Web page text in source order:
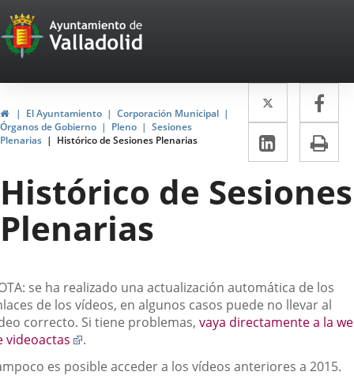
Portal
Web
del
Ayuntamiento
de
Valladolid
InicioEl Ayuntamiento
Corporación Municipal
Órganos de Gobierno
Pleno
Sesiones
Plenarias
Histórico de Sesiones Plenarias
Twitter
Enlace
a
una
externa.
a
LinkedIn
Enlace
a
una
Histórico de Sesiones
Plenarias
se ha realizado una actualización automática de los
de los vídeos, en algunos casos puede no llevar al
correcto. Si tiene problemas, vaya directamente a la
videoactas
Enlace
una
.
es posible acceder a los vídeos anteriores a 2015.